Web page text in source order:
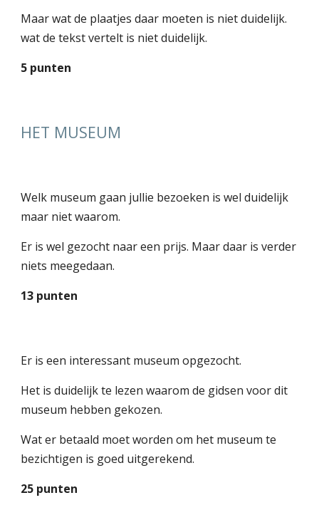
Maar wat de plaatjes daar moeten is niet duidelijk.
wat de tekst vertelt is niet duidelijk.
5 punten
HET MUSEUM
Welk museum gaan jullie bezoeken is wel duidelijk
maar niet waarom.
Er is wel gezocht naar een prijs. Maar daar is verder
niets meegedaan.
13 punten
Er is een interessant museum opgezocht.
Het is duidelijk te lezen waarom de gidsen voor dit
museum hebben gekozen.
Wat er betaald moet worden om het museum te
bezichtigen is goed uitgerekend.
25 punten